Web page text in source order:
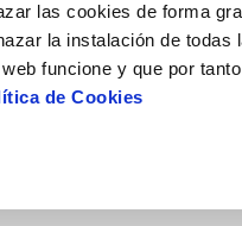
las cookies de forma
la instalación de todas
funcione y que por
de Cookies
MODIFICACIÓN DE DATOS
Actualizar datos bancários
Actualizar datos de
DE SERVICIO
de compromisos
Counsel (Defensa del
DEL AGUA
de ahorro
comunitarios
DEL CONTRATANTE
de contratación del
en curso